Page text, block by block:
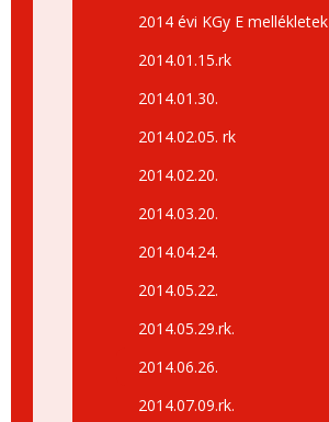
2014 évi KGy E mellékletek
2014.01.15.rk
2014.01.30.
2014.02.05. rk
2014.02.20.
2014.03.20.
2014.04.24.
2014.05.22.
2014.05.29.rk.
2014.06.26.
2014.07.09.rk.